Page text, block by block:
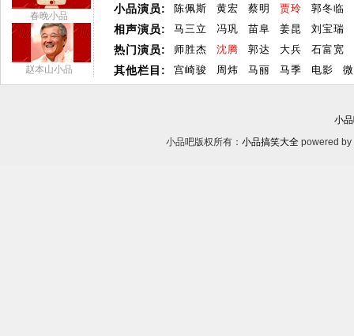
春晚小品
赵本山小品
小品演员:
相声演员:
热门演员:
其他栏目:
陈佩斯 黄宏 蔡明 贾玲
郭冬临
马三立
冯巩 苗阜 姜昆
刘宝瑞
师胜杰
沈腾 郭达 大兵
石富宽
宫崎骏
周炜 马丽 马季 电影
小
小品吧版权所有： 小品搞笑大全 powered by